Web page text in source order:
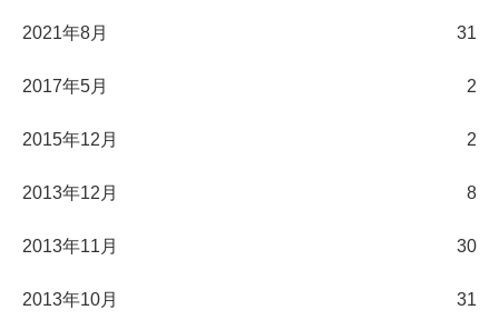
2021年8月 31
2017年5月 2
2015年12月 2
2013年12月 8
2013年11月 30
2013年10月 31